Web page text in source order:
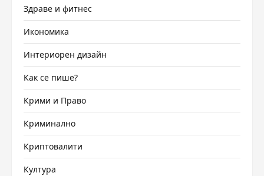
Здраве и фитнес
Икономика
Интериорен дизайн
Как се пише?
Крими и Право
Криминално
Криптовалити
Култура